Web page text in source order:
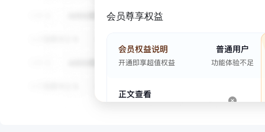
会员尊享权益